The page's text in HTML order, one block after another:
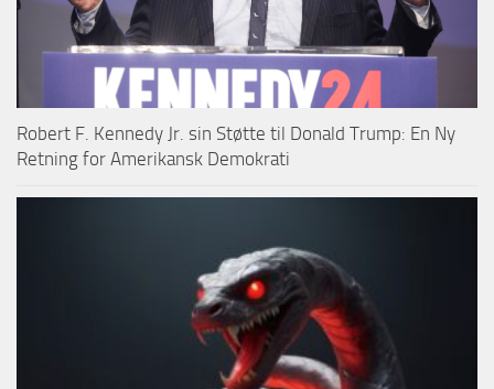
Robert F. Kennedy Jr. sin Støtte til Donald Trump: En Ny
Retning for Amerikansk Demokrati